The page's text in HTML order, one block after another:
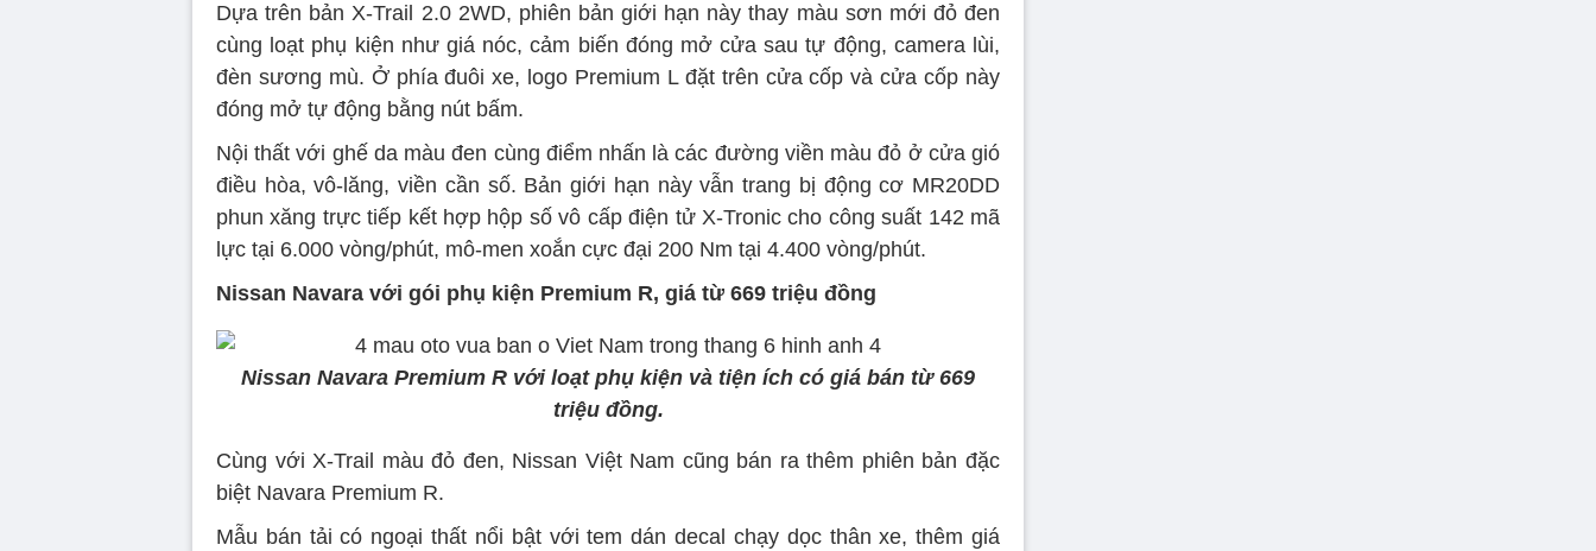
Dựa trên bản X-Trail 2.0 2WD, phiên bản giới hạn này thay màu sơn mới đỏ đen
cùng loạt phụ kiện như giá nóc, cảm biến đóng mở cửa sau tự động, camera lùi,
đèn sương mù. Ở phía đuôi xe, logo Premium L đặt trên cửa cốp và cửa cốp này
đóng mở tự động bằng nút bấm.
Nội thất với ghế da màu đen cùng điểm nhấn là các đường viền màu đỏ ở cửa gió
điều hòa, vô-lăng, viền cần số. Bản giới hạn này vẫn trang bị động cơ MR20DD
phun xăng trực tiếp kết hợp hộp số vô cấp điện tử X-Tronic cho công suất 142 mã
lực tại 6.000 vòng/phút, mô-men xoắn cực đại 200 Nm tại 4.400 vòng/phút.
Nissan Navara với gói phụ kiện Premium R, giá từ 669 triệu đồng
Nissan Navara Premium R với loạt phụ kiện và tiện ích có giá bán từ 669
triệu đồng.
Cùng với X-Trail màu đỏ đen, Nissan Việt Nam cũng bán ra thêm phiên bản đặc
biệt Navara Premium R.
Mẫu bán tải có ngoại thất nổi bật với tem dán decal chạy dọc thân xe, thêm giá